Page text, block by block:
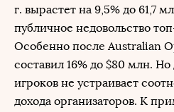
г. вырастет на 9,5% до 61,7
публичное недовольство
Особенно после Australian
составил 16% до $80 млн.
игроков не устраивает
дохода организаторов. К